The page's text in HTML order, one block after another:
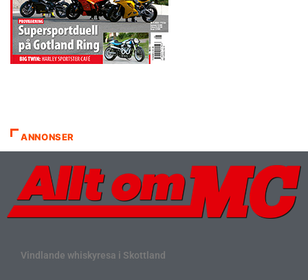
ANNONSER
Vindlande whiskyresa i Skottland